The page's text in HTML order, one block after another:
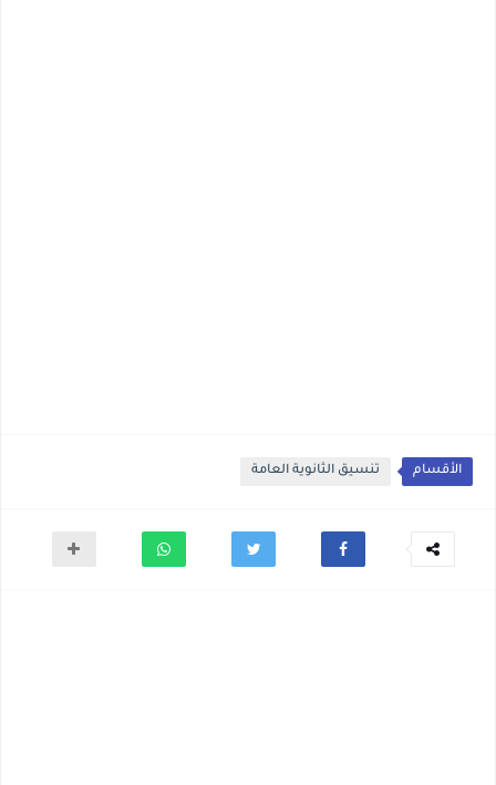
الأقسام تنسيق الثانوية العامة